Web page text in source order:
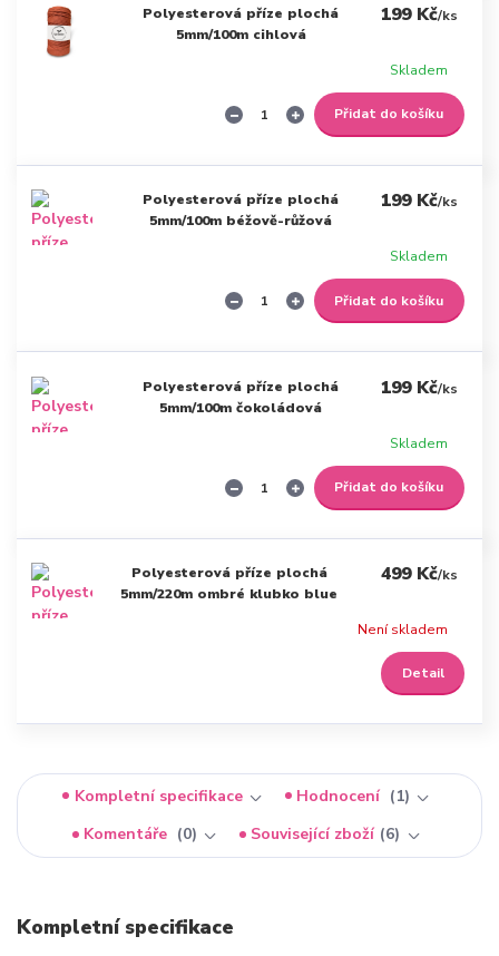
Polyesterová příze plochá
5mm/100m cihlová
199 Kč/ks
Skladem
Přidat do košíku
Polyesterová příze plochá
5mm/100m béžově-růžová
199 Kč/ks
Skladem
Přidat do košíku
Polyesterová příze plochá
5mm/100m čokoládová
199 Kč/ks
Skladem
Přidat do košíku
Polyesterová příze plochá
5mm/220m ombré klubko blue
499 Kč/ks
Není skladem
Detail
Kompletní specifikace Hodnocení
1
Komentáře
0 Související zboží 6
Kompletní specifikace